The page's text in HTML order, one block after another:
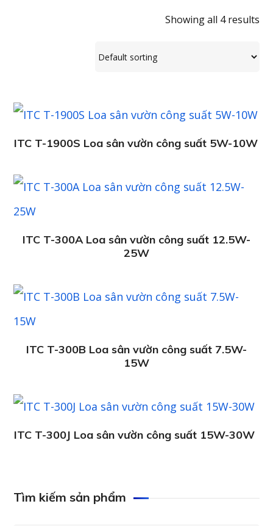
Showing all 4 results
ITC T-1900S Loa sân vườn công suất 5W-10W
ITC T-300A Loa sân vườn công suất 12.5W-
25W
ITC T-300B Loa sân vườn công suất 7.5W-
15W
ITC T-300J Loa sân vườn công suất 15W-30W
Tìm kiếm sản phẩm